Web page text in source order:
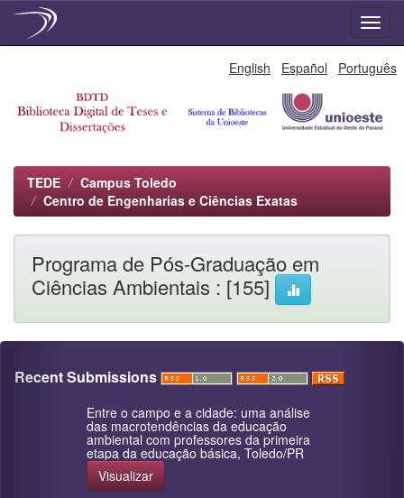
English Español Português
TEDE
Campus Toledo
Centro de Engenharias e Ciências Exatas
Programa de Pós-Graduação em
Ciências Ambientais : [155]
Recent Submissions
Entre o campo e a cidade: uma análise
das macrotendências da educação
ambiental com professores da primeira
etapa da educação básica, Toledo/PR
Visualizar